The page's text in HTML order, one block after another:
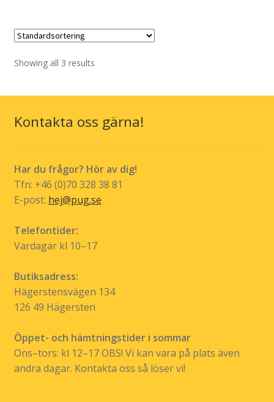
Showing all 3 results
Kontakta oss gärna!
Har du frågor? Hör av dig!
Tfn: +46 (0)70 328 38 81
E-post: hej@pug.se
Telefontider:
Vardagar kl 10–17
Butiksadress:
Hägerstensvägen 134
126 49 Hägersten
Öppet- och hämtningstider i sommar
Ons–tors: kl 12–17 OBS! Vi kan vara på plats även
andra dagar. Kontakta oss så löser vi!